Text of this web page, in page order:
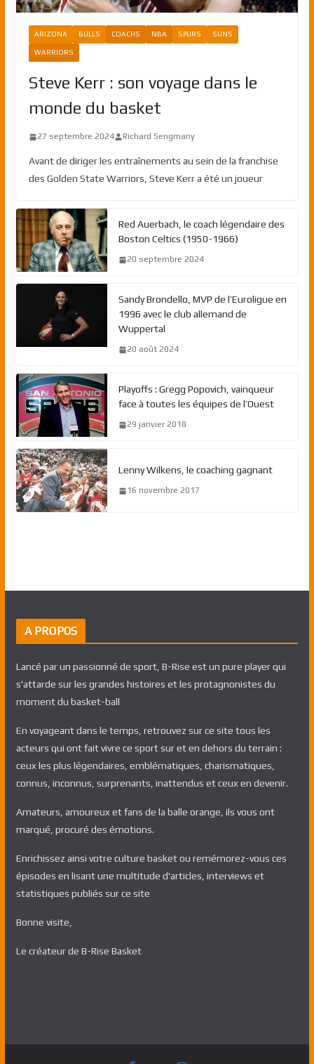
ARIZONA BULLS COACHS NBA SPURS SUNS
WARRIORS
Steve Kerr : son voyage dans le
monde du basket
27 septembre 2024 Richard Sengmany
Avant de diriger les entraînements au sein de la franchise
des Golden State Warriors, Steve Kerr a été un joueur
Red Auerbach, le coach légendaire des
Boston Celtics (1950-1966)
20 septembre 2024
Sandy Brondello, MVP de l’Euroligue en
1996 avec le club allemand de
Wuppertal
20 août 2024
Playoffs : Gregg Popovich, vainqueur
face à toutes les équipes de l’Ouest
29 janvier 2018
Lenny Wilkens, le coaching gagnant
16 novembre 2017
A PROPOS
Lancé par un passionné de sport, B-Rise est un pure player qui
s'attarde sur les grandes histoires et les protagnonistes du
moment du basket-ball
En voyageant dans le temps, retrouvez sur ce site tous les
acteurs qui ont fait vivre ce sport sur et en dehors du terrain :
ceux les plus légendaires, emblématiques, charismatiques,
connus, inconnus, surprenants, inattendus et ceux en devenir.
Amateurs, amoureux et fans de la balle orange, ils vous ont
marqué, procuré des émotions.
Enrichissez ainsi votre culture basket ou remémorez-vous ces
épisodes en lisant une multitude d'articles, interviews et
statistiques publiés sur ce site
Bonne visite,
Le créateur de B-Rise Basket